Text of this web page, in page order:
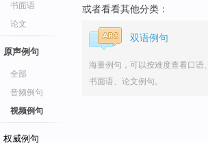
书面语
论文
原声例句
全部
音频例句
视频例句
权威例句
或者看看其他分类：
双语例句
海量例句，可以按难度查看口语、
书面语、论文例句。